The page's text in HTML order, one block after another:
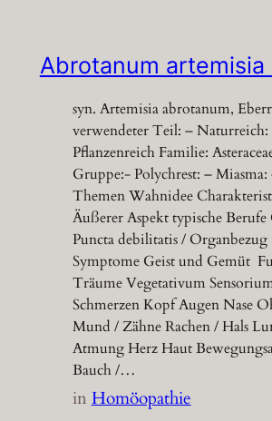
Abrotanum artemisia
syn. Artemisia abrotanum,
verwendeter Teil: – Naturreich:
Pflanzenreich Familie:
Gruppe:- Polychrest: – Miasma:
Themen Wahnidee
Äußerer Aspekt typische Berufe
Puncta debilitatis / Organbezug
Symptome Geist und Gemüt
Träume Vegetativum
Schmerzen Kopf Augen Nase
Mund / Zähne Rachen / Hals
Atmung Herz Haut
Bauch /…
inHomöopathie